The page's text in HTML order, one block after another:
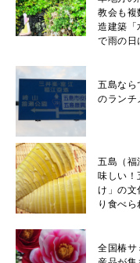
教会も複
造建築「
で雨の日
五島なら
のランチ
五島（福
味しい！
け」の
り食べら
全国椿サ